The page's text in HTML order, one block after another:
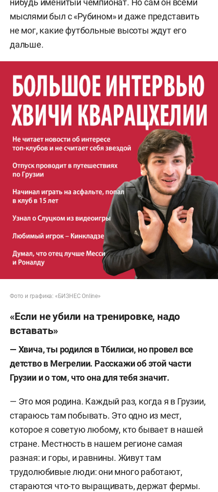
нибудь именитый чемпионат. Но сам он всеми
мыслями был с «Рубином» и даже представить
не мог, какие футбольные высоты ждут его
дальше.
Фото и графика: «БИЗНЕС Online»
«Если не убили на тренировке, надо
вставать»
— Хвича, ты родился в Тбилиси, но провел все
детство в Мегрелии. Расскажи об этой части
Грузии и о том, что она для тебя значит.
— Это моя родина. Каждый раз, когда я в Грузии,
стараюсь там побывать. Это одно из мест,
которое я советую любому, кто бывает в нашей
стране. Местность в нашем регионе самая
разная: и горы, и равнины. Живут там
трудолюбивые люди: они много работают,
стараются что-то выращивать, держат фермы.